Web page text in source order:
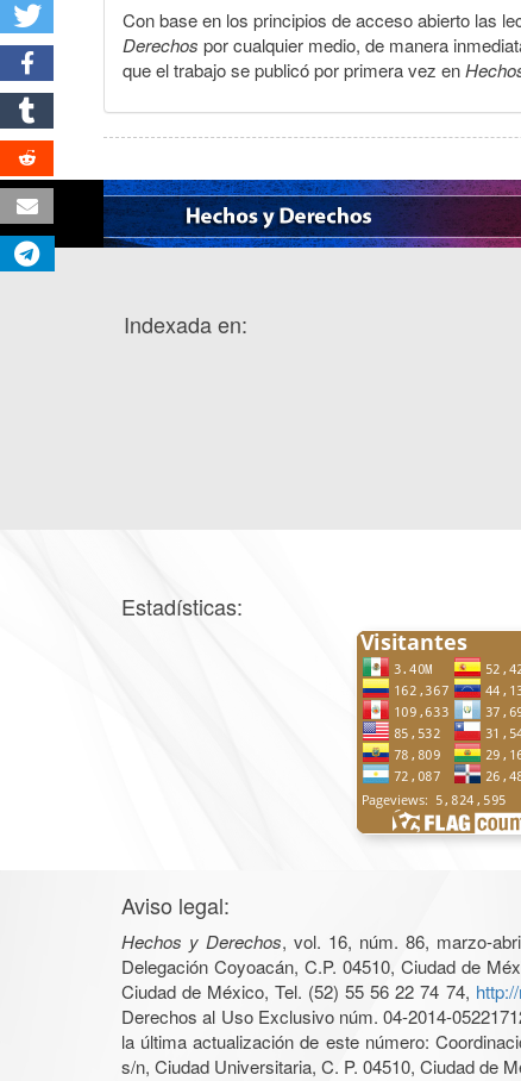
Con base en los principios de acceso abierto las
Derechos por cualquier medio, de manera
que el trabajo se publicó por primera vez en
Indexada en:
Estadísticas:
Aviso legal:
Hechos y Derechos, vol. 16, núm. 86, marzo-
Delegación Coyoacán, C.P. 04510, Ciudad de
Ciudad de México, Tel. (52) 55 56 22 74 74,
Derechos al Uso Exclusivo núm. 04-2014-
la última actualización de este número:
s/n, Ciudad Universitaria, C. P. 04510, Ciudad de